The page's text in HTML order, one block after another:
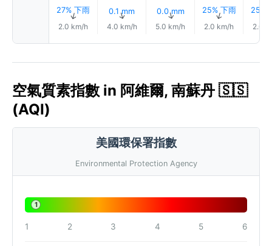
27% 下雨
↑
2.0 km/h
0.1 mm
↑
4.0 km/h
0.0 mm
↑
5.0 km/h
25% 下雨
↑
2.0 km/h
25%
2.0
空氣質素指數 in 阿維爾, 南蘇丹 🇸🇸
(AQI)
美國環保署指數
Environmental Protection Agency
1
1 2 3 4 5 6